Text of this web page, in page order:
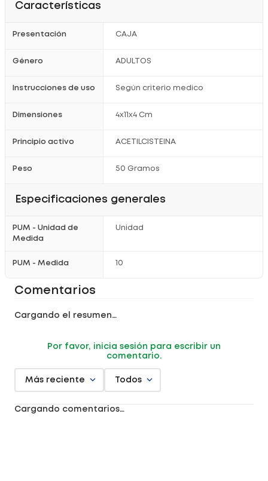
Características
Presentación CAJA
Género ADULTOS
Instrucciones de uso Según criterio medico
Dimensiones 4x11x4 Cm
Principio activo ACETILCISTEINA
Peso 50 Gramos
Especificaciones generales
PUM - Unidad de
Medida
Unidad
PUM - Medida 10
Comentarios
Cargando el resumen…
Por favor, inicia sesión para escribir un
comentario.
Más reciente Todos
Cargando comentarios…